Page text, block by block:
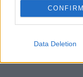
CONFIRM
Data Deletion